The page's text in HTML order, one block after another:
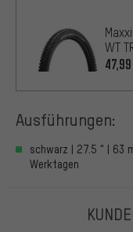
WT
Ausführungen:
schwarz | 27.5 " | 63
Werktagen